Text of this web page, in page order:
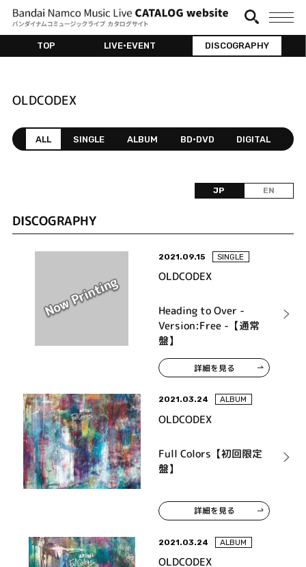
TOP LIVE•EVENT DISCOGRAPHY
OLDCODEX
ALL SINGLE ALBUM BD•DVD DIGITAL
JP EN
DISCOGRAPHY
2021.09.15 SINGLE
OLDCODEX
Heading to Over -
Version:Free -【通常
盤】
詳細を見る
2021.03.24 ALBUM
OLDCODEX
Full Colors【初回限定
盤】
詳細を見る
2021.03.24 ALBUM
OLDCODEX